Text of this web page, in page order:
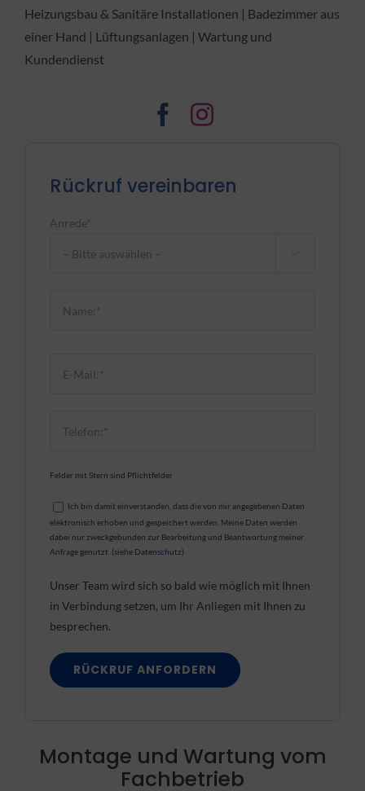
Heizungsbau & Sanitäre Installationen | Badezimmer aus
einer Hand | Lüftungsanlagen | Wartung und
Kundendienst
Rückruf vereinbaren
Anrede*
Felder mit Stern sind Pflichtfelder
Ich bin damit einverstanden, dass die von mir angegebenen Daten
elektronisch erhoben und gespeichert werden. Meine Daten werden
dabei nur zweckgebunden zur Bearbeitung und Beantwortung meiner
Anfrage genutzt. (siehe Datenschutz)
Unser Team wird sich so bald wie möglich mit Ihnen
in Verbindung setzen, um Ihr Anliegen mit Ihnen zu
besprechen.
Montage und Wartung vom
Fachbetrieb